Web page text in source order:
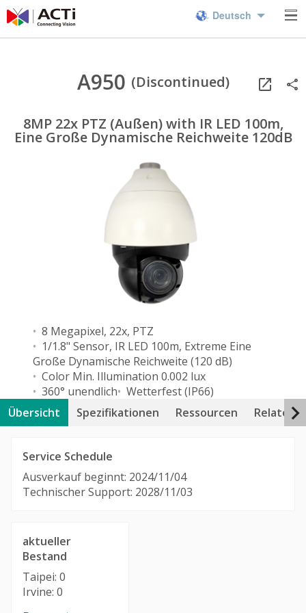
Deutsch
A950 (Discontinued)
8MP 22x PTZ (Außen) with IR LED 100m,
Eine Große Dynamische Reichweite 120dB
8 Megapixel, 22x, PTZ
1/1.8" Sensor, IR LED 100m, Extreme Eine
Große Dynamische Reichweite (120 dB)
Color Min. Illumination 0.002 lux
360° unendlich
Wetterfest (IP66)
Übersicht
Spezifikationen Ressourcen Related
Service Schedule
Ausverkauf beginnt: 2024/11/04
Technischer Support: 2028/11/03
aktueller
Bestand
Taipei: 0
Irvine: 0